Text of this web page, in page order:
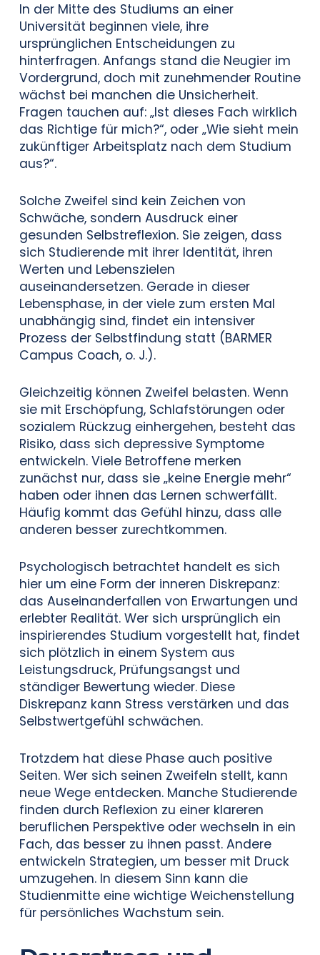
In der Mitte des Studiums an einer
Universität beginnen viele, ihre
ursprünglichen Entscheidungen zu
hinterfragen. Anfangs stand die Neugier im
Vordergrund, doch mit zunehmender Routine
wächst bei manchen die Unsicherheit.
Fragen tauchen auf: „Ist dieses Fach wirklich
das Richtige für mich?“, oder „Wie sieht mein
zukünftiger Arbeitsplatz nach dem Studium
aus?“.
Solche Zweifel sind kein Zeichen von
Schwäche, sondern Ausdruck einer
gesunden Selbstreflexion. Sie zeigen, dass
sich Studierende mit ihrer Identität, ihren
Werten und Lebenszielen
auseinandersetzen. Gerade in dieser
Lebensphase, in der viele zum ersten Mal
unabhängig sind, findet ein intensiver
Prozess der Selbstfindung statt (BARMER
Campus Coach, o. J.).
Gleichzeitig können Zweifel belasten. Wenn
sie mit Erschöpfung, Schlafstörungen oder
sozialem Rückzug einhergehen, besteht das
Risiko, dass sich depressive Symptome
entwickeln. Viele Betroffene merken
zunächst nur, dass sie „keine Energie mehr“
haben oder ihnen das Lernen schwerfällt.
Häufig kommt das Gefühl hinzu, dass alle
anderen besser zurechtkommen.
Psychologisch betrachtet handelt es sich
hier um eine Form der inneren Diskrepanz:
das Auseinanderfallen von Erwartungen und
erlebter Realität. Wer sich ursprünglich ein
inspirierendes Studium vorgestellt hat, findet
sich plötzlich in einem System aus
Leistungsdruck, Prüfungsangst und
ständiger Bewertung wieder. Diese
Diskrepanz kann Stress verstärken und das
Selbstwertgefühl schwächen.
Trotzdem hat diese Phase auch positive
Seiten. Wer sich seinen Zweifeln stellt, kann
neue Wege entdecken. Manche Studierende
finden durch Reflexion zu einer klareren
beruflichen Perspektive oder wechseln in ein
Fach, das besser zu ihnen passt. Andere
entwickeln Strategien, um besser mit Druck
umzugehen. In diesem Sinn kann die
Studienmitte eine wichtige Weichenstellung
für persönliches Wachstum sein.